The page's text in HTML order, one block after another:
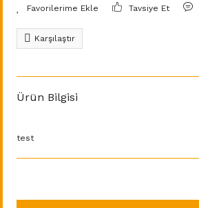
Tavsiye Et
Karşılaştır
Ürün Bilgisi
test